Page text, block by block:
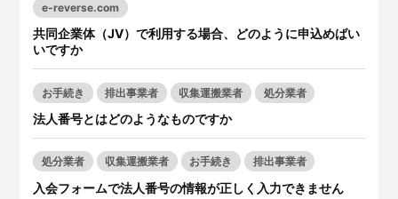
e-reverse.com
共同企業体（JV）で利用する場合、どのように申込めばい
いですか
お手続き 排出事業者 収集運搬業者 処分業者
法人番号とはどのようなものですか
処分業者 収集運搬業者 お手続き 排出事業者
入会フォームで法人番号の情報が正しく入力できません